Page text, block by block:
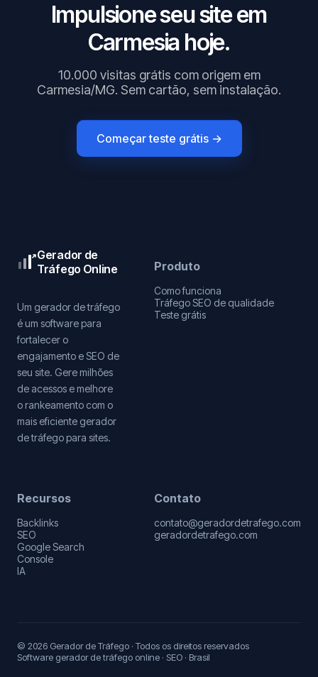
Impulsione seu site em
Carmesia hoje.
10.000 visitas grátis com origem em
Carmesia/MG. Sem cartão, sem instalação.
Começar teste grátis →
Gerador de
Tráfego Online
Um gerador de tráfego
é um software para
fortalecer o
engajamento e SEO de
seu site. Gere milhões
de acessos e melhore
o rankeamento com o
mais eficiente gerador
de tráfego para sites.
Produto
Como funciona
Tráfego SEO de qualidade
Teste grátis
Recursos
Backlinks
SEO
Google Search
Console
IA
Contato
contato@geradordetrafego.com
geradordetrafego.com
© 2026 Gerador de Tráfego · Todos os direitos reservados
Software gerador de tráfego online · SEO · Brasil